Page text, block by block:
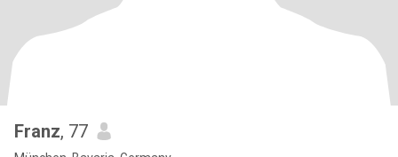
Franz, 77